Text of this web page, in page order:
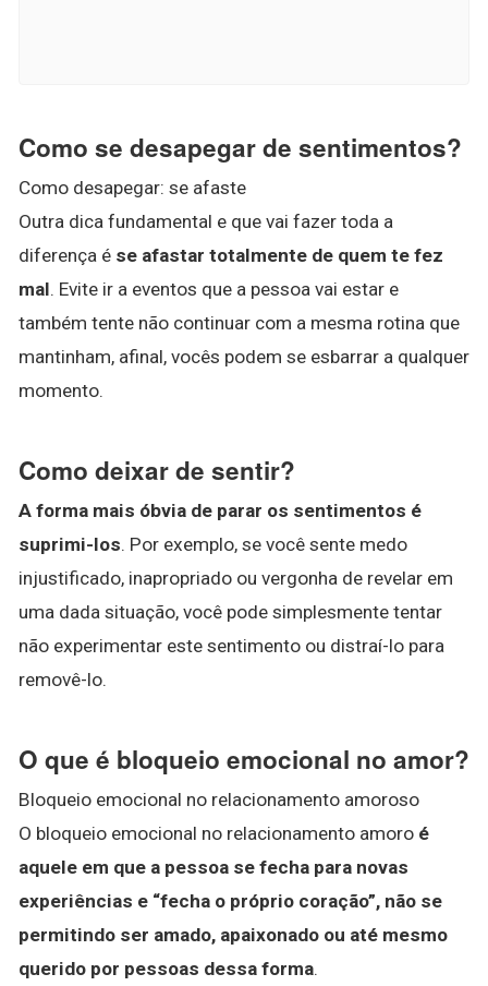
Como se desapegar de sentimentos?
Como desapegar: se afaste
Outra dica fundamental e que vai fazer toda a
diferença é se afastar totalmente de quem te fez
mal. Evite ir a eventos que a pessoa vai estar e
também tente não continuar com a mesma rotina que
mantinham, afinal, vocês podem se esbarrar a qualquer
momento.
Como deixar de sentir?
A forma mais óbvia de parar os sentimentos é
suprimi-los. Por exemplo, se você sente medo
injustificado, inapropriado ou vergonha de revelar em
uma dada situação, você pode simplesmente tentar
não experimentar este sentimento ou distraí-lo para
removê-lo.
O que é bloqueio emocional no amor?
Bloqueio emocional no relacionamento amoroso
O bloqueio emocional no relacionamento amoro é
aquele em que a pessoa se fecha para novas
experiências e “fecha o próprio coração”, não se
permitindo ser amado, apaixonado ou até mesmo
querido por pessoas dessa forma.